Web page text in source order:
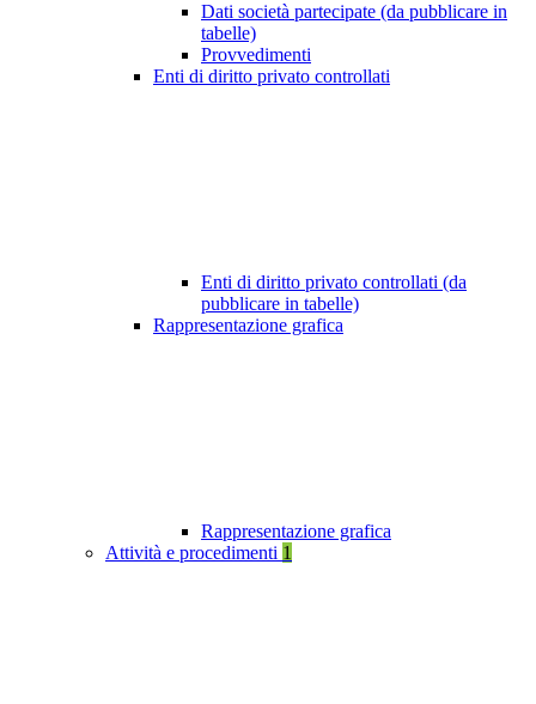
Dati società partecipate (da pubblicare in
tabelle)
Provvedimenti
Enti di diritto privato controllati
Enti di diritto privato controllati (da
pubblicare in tabelle)
Rappresentazione grafica
Rappresentazione grafica
Attività e procedimenti 1